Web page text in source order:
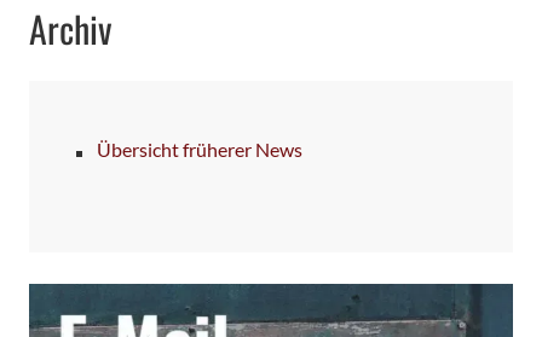
Archiv
Übersicht früherer News